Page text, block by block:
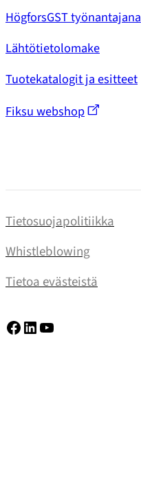
HögforsGST työnantajana
Lähtötietolomake
Tuotekatalogit ja esitteet
Fiksu webshop
Tietosuojapolitiikka
Whistleblowing
Tietoa evästeistä
Facebook
LinkedIn
YouTube